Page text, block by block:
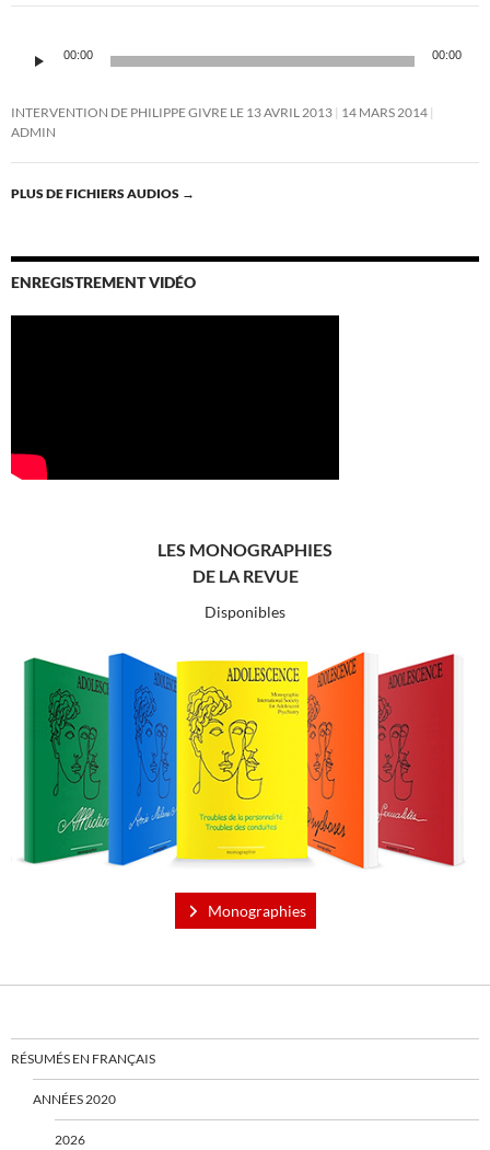
audio
00:00 00:00
INTERVENTION DE PHILIPPE GIVRE LE 13 AVRIL 2013 14 MARS 2014
ADMIN
PLUS DE FICHIERS AUDIOS →
ENREGISTREMENT VIDÉO
LES MONOGRAPHIES
DE LA REVUE
Disponibles
Monographies
RÉSUMÉS EN FRANÇAIS
ANNÉES 2020
2026